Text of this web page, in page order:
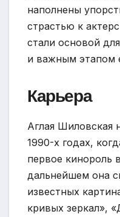
наполнены
страстью к
стали основой
и важным этапом
Карьера
Аглая Шиловская
1990-х годах,
первое кинороль
дальнейшем она
известных
кривых зеркал»,